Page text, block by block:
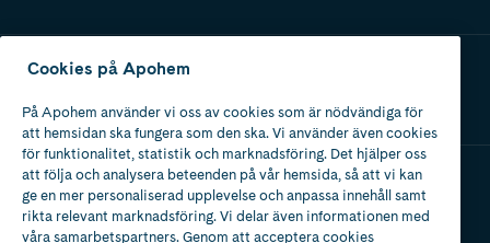
Ladda ner vår app
Apotek med tillstånd
av Läkemedelsverket
Cookies på Apohem
På Apohem använder vi oss av cookies som är nödvändiga för
att hemsidan ska fungera som den ska. Vi använder även cookies
för funktionalitet, statistik och marknadsföring. Det hjälper oss
att följa och analysera beteenden på vår hemsida, så att vi kan
ge en mer personaliserad upplevelse och anpassa innehåll samt
rikta relevant marknadsföring. Vi delar även informationen med
våra samarbetspartners. Genom att acceptera cookies